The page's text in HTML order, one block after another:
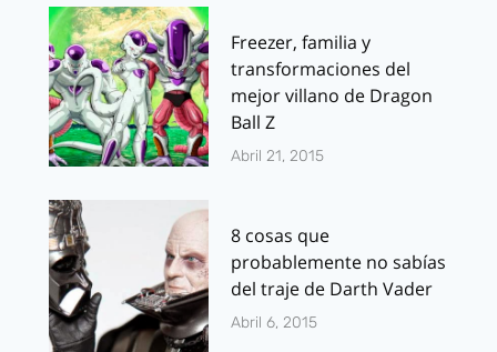
Freezer, familia y
transformaciones del
mejor villano de Dragon
Ball Z
Abril 21, 2015
8 cosas que
probablemente no sabías
del traje de Darth Vader
Abril 6, 2015